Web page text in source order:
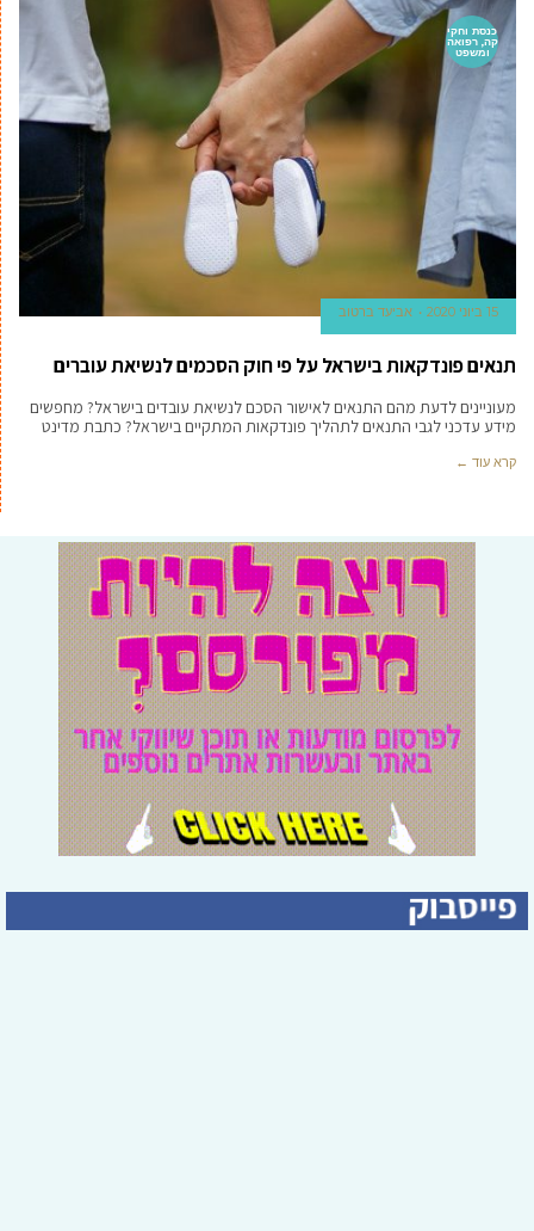
כנסת וחקי
קה, רפואה
ומשפט
15 ביוני 2020 אביעד ברטוב
תנאים פונדקאות בישראל על פי חוק הסכמים לנשיאת עוברים
מעוניינים לדעת מהם התנאים לאישור הסכם לנשיאת עובדים בישראל? מחפשים
מידע עדכני לגבי התנאים לתהליך פונדקאות המתקיים בישראל? כתבת מדינט
קרא עוד ←